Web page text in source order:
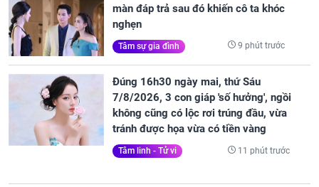
màn đáp trả sau đó khiến cô ta khóc
nghẹn
Tâm sự gia đình 9 phút trước
Đúng 16h30 ngày mai, thứ Sáu
7/8/2026, 3 con giáp 'số hưởng', ngồi
không cũng có lộc rơi trúng đầu, vừa
tránh được họa vừa có tiền vàng
Tâm linh - Tử vi 11 phút trước